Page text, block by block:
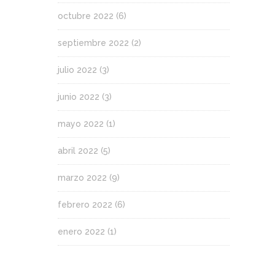
octubre 2022 (6)
septiembre 2022 (2)
julio 2022 (3)
junio 2022 (3)
mayo 2022 (1)
abril 2022 (5)
marzo 2022 (9)
febrero 2022 (6)
enero 2022 (1)